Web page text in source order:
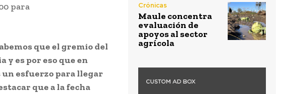
para
que el gremio del
y es por eso que en
esfuerzo para llegar
que a la fecha
Crónicas
Maule concentra
evaluación de
apoyos al sector
agrícola